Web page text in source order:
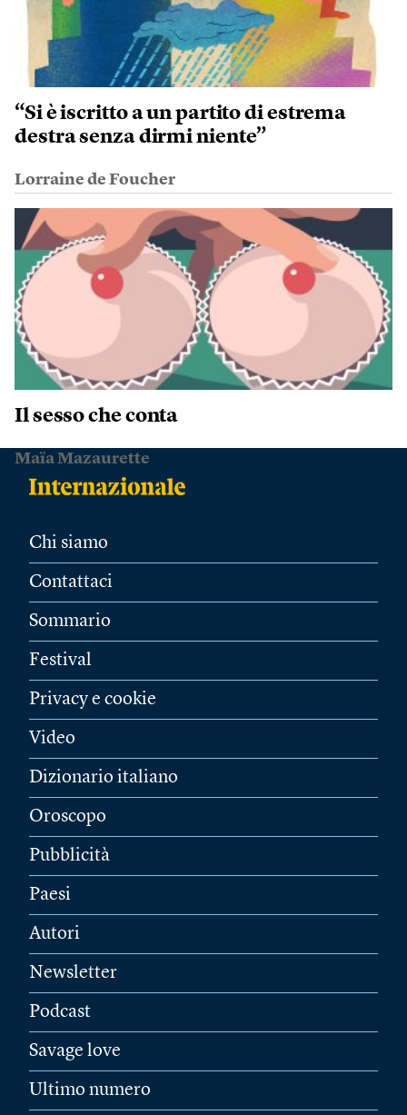
“Si è iscritto a un partito di estrema
destra senza dirmi niente”
Lorraine de Foucher
Il sesso che conta
Maïa Mazaurette
Chi siamo
Contattaci
Sommario
Festival
Privacy e cookie
Video
Dizionario italiano
Oroscopo
Pubblicità
Paesi
Autori
Newsletter
Podcast
Savage love
Ultimo numero